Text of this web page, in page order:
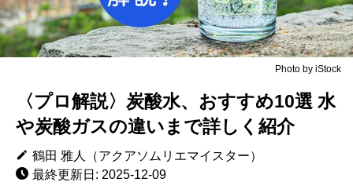
Photo by iStock
〈プロ解説〉炭酸水、おすすめ10選 水
や炭酸ガスの違いまで詳しく紹介
鶴田 雅人（アクアソムリエマイスター）
最終更新日: 2025-12-09